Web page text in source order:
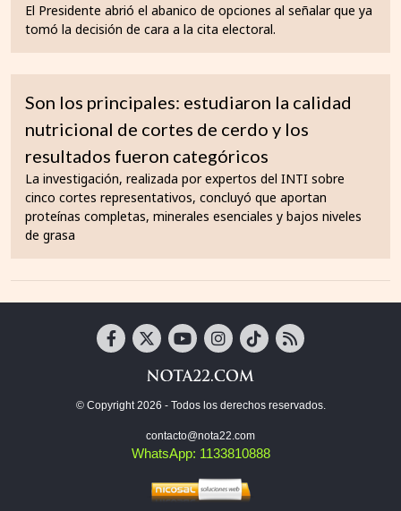
El Presidente abrió el abanico de opciones al señalar que ya
tomó la decisión de cara a la cita electoral.
Son los principales: estudiaron la calidad
nutricional de cortes de cerdo y los
resultados fueron categóricos
La investigación, realizada por expertos del INTI sobre
cinco cortes representativos, concluyó que aportan
proteínas completas, minerales esenciales y bajos niveles
de grasa
© Copyright 2026 - Todos los derechos reservados.
contacto@nota22.com
WhatsApp: 1133810888